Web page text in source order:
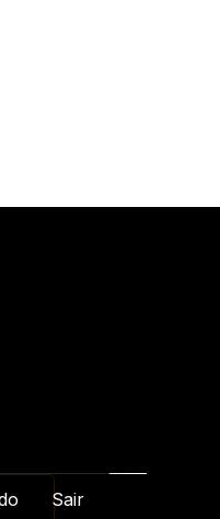
Sair